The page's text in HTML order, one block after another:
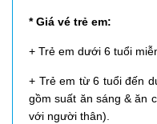
* Giá vé trẻ em:
+ Trẻ em dưới 6 tuổi
+ Trẻ em từ 6 tuổi đến
gồm suất ăn sáng & ăn
với người thân).